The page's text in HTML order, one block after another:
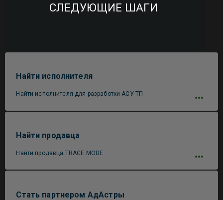
СЛЕДУЮЩИЕ ШАГИ
Найти исполнителя
Найти исполнителя для разработки АСУ ТП
Найти продавца
Найти продавца TRACE MODE
Стать партнером АдАстры